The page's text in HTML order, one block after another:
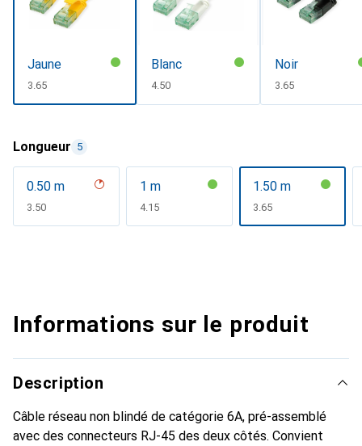
Jaune
CHF
3.65
Blanc
CHF
4.50
Noir
CHF
3.65
Longueur 5
0.50 m
CHF
3.50
1 m
CHF
4.15
1.50 m
CHF
3.65
Informations sur le produit
Description
Câble réseau non blindé de catégorie 6A, pré-assemblé
avec des connecteurs RJ-45 des deux côtés. Convient